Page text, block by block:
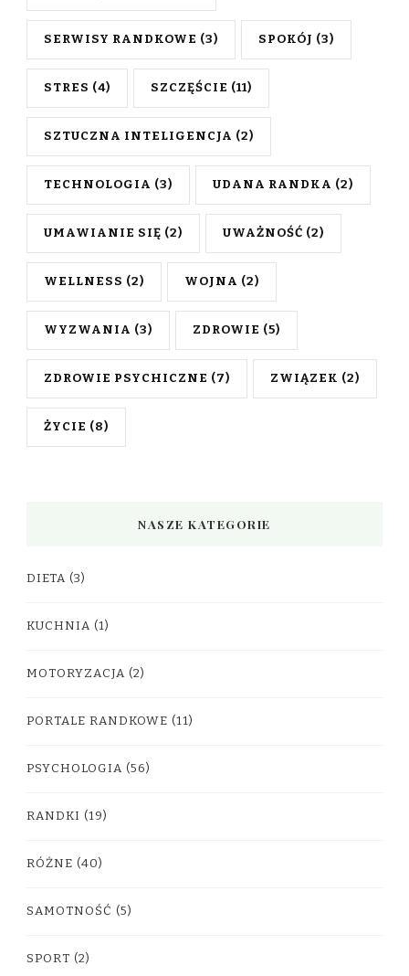
SERWISY RANDKOWE (3) SPOKÓJ (3)
STRES (4) SZCZĘŚCIE (11)
SZTUCZNA INTELIGENCJA (2)
TECHNOLOGIA (3) UDANA RANDKA (2)
UMAWIANIE SIĘ (2) UWAŻNOŚĆ (2)
WELLNESS (2) WOJNA (2)
WYZWANIA (3) ZDROWIE (5)
ZDROWIE PSYCHICZNE (7) ZWIĄZEK (2)
ŻYCIE (8)
NASZE KATEGORIE
DIETA (3)
KUCHNIA (1)
MOTORYZACJA (2)
PORTALE RANDKOWE (11)
PSYCHOLOGIA (56)
RANDKI (19)
RÓŻNE (40)
SAMOTNOŚĆ (5)
SPORT (2)